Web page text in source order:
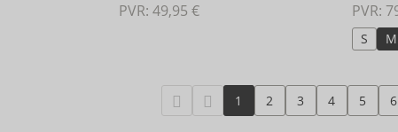
PVR: 49,95 € PVR:
S M
1 2 3 4 5 6